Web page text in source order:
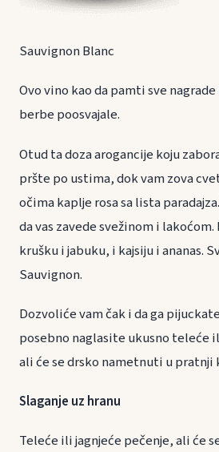
Sauvignon Blanc
Ovo vino kao da pamti sve
berbe poosvajale.
Otud ta doza arogancije koju
pršte po ustima, dok vam zova
očima kaplje rosa sa lista
da vas zavede svežinom i
krušku i jabuku, i kajsiju i ananas.
Sauvignon.
Dozvoliće vam čak i da ga
posebno naglasite ukusno teleće
ali će se drsko nametnuti u pratnji
Slaganje uz hranu
Teleće ili jagnjeće pečenje, ali će